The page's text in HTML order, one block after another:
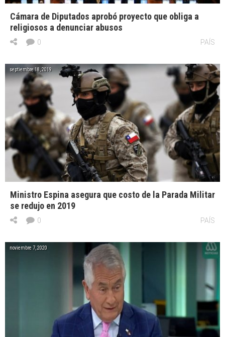
Cámara de Diputados aprobó proyecto que obliga a
religiosos a denunciar abusos
PAÍS
0
septiembre 18, 2019
Ministro Espina asegura que costo de la Parada Militar
se redujo en 2019
PAÍS
0
noviembre 7, 2020